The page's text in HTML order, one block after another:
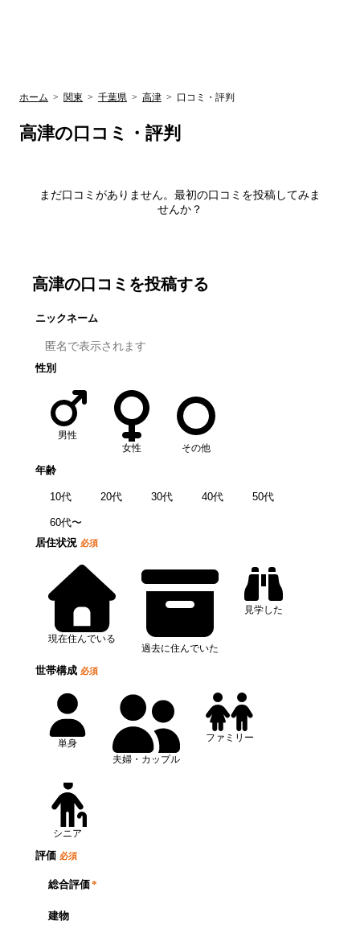
ホーム > 関東 > 千葉県 > 高津 > 口コミ・評判
高津の口コミ・評判
まだ口コミがありません。最初の口コミを投稿してみま
せんか？
高津の口コミを投稿する
ニックネーム
性別
男性
女性
その他
年齢
10代 20代 30代 40代 50代
60代〜
居住状況 必須
現在住んでいる
過去に住んでいた
見学した
世帯構成 必須
単身
夫婦・カップル
ファミリー
シニア
評価 必須
総合評価*
建物